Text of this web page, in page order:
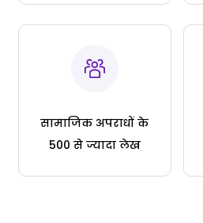
सामाजिक अपराधों के
500 से ज्यादा लेख